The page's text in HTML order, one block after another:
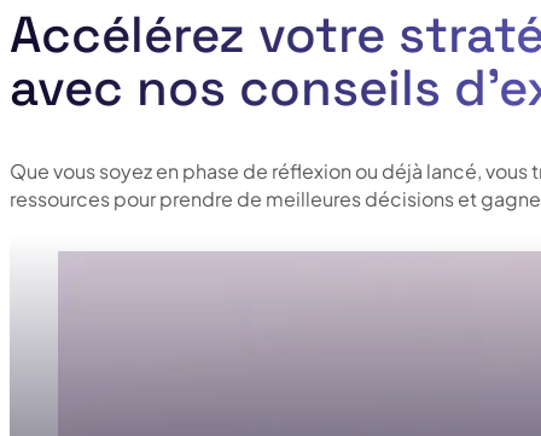
Accélérez votre
avec nos conseils
Que vous soyez en phase de réflexion ou déjà lancé, vous
ressources pour prendre de meilleures décisions et